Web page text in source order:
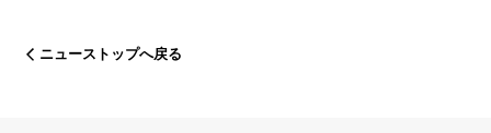
ニューストップへ戻る